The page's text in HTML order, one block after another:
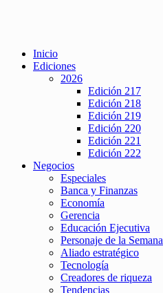
Inicio
Ediciones
2026
Edición 217
Edición 218
Edición 219
Edición 220
Edición 221
Edición 222
Negocios
Especiales
Banca y Finanzas
Economía
Gerencia
Educación Ejecutiva
Personaje de la Semana
Aliado estratégico
Tecnología
Creadores de riqueza
Tendencias